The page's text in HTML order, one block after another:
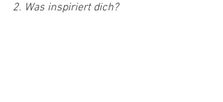
2. Was inspiriert dich?